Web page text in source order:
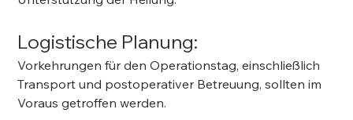
Logistische Planung:
Vorkehrungen für den Operationstag, einschließlich
Transport und postoperativer Betreuung, sollten im
Voraus getroffen werden.